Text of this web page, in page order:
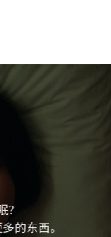
？
的东西。